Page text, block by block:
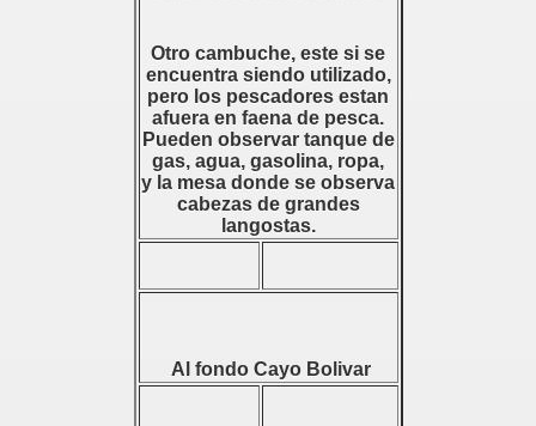
Otro cambuche, este si se
encuentra siendo utilizado,
pero los pescadores estan
afuera en faena de pesca.
Pueden observar tanque de
gas, agua, gasolina, ropa,
y la mesa donde se observa
cabezas de grandes
langostas.
Al fondo Cayo Bolivar